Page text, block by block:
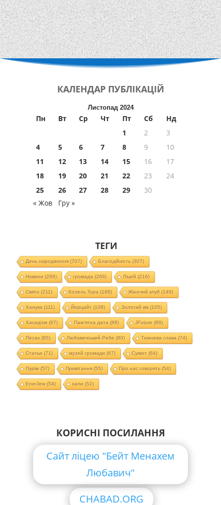
КАЛЕНДАР ПУБЛІКАЦІЙ
Листопад 2024
Пн Вт Ср Чт Пт Сб
Нд
1
2
3
4
5 6 7 8 9
10
11
12 13 14 15 16
17
18
19 20 21 22 23
24
25
26 27 28 29
30
« Жов
Гру »
ТЕГИ
День народження(707) Благодійність (307)
Новини (299) громада (266) Ліцей (216)
Свято (211) Колель Тора (188) Жіночий клуб (149)
Ханука (111) Йорцайт (108) Золотий вік(105)
Хасидізм (97) Пам'ятна дата (88) JFuture (88)
Песах(85) Любавичський Ребе (80) Тижнева глава (74)
Статьи (71) музей громади (67) Суккот (64)
Пурім (57) Привітання(55) Про нас говорять (54)
EnerJew(54) хали (52)
КОРИСНІ ПОСИЛАННЯ
Сайт ліцею "Бейт Менахем
Любавич"
CHABAD.ORG